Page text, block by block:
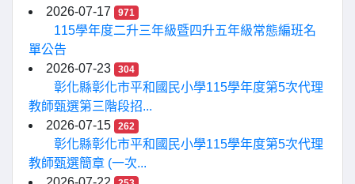
2026-07-17
971
115學年度二升三年級暨四升五年級常態編班名
單公告
2026-07-23
304
彰化縣彰化市平和國民小學115學年度第5次代理
教師甄選第三階段招...
2026-07-15
262
彰化縣彰化市平和國民小學115學年度第5次代理
教師甄選簡章 (一次...